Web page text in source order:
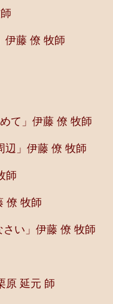
伊藤 僚 牧師
て」伊藤 僚 牧師
辺」伊藤 僚 牧師
師
僚 牧師
い」伊藤 僚 牧師
原 延元 師